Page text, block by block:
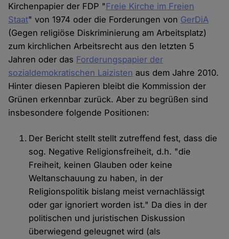
Kirchenpapier der FDP "Freie Kirche im Freien
Staat" von 1974 oder die Forderungen von GerDiA
(Gegen religiöse Diskriminierung am Arbeitsplatz)
zum kirchlichen Arbeitsrecht aus den letzten 5
Jahren oder das Forderungspapier der
sozialdemokratischen Laizisten aus dem Jahre 2010.
Hinter diesen Papieren bleibt die Kommission der
Grünen erkennbar zurück. Aber zu begrüßen sind
insbesondere folgende Positionen:
Der Bericht stellt stellt zutreffend fest, dass die
sog. Negative Religionsfreiheit, d.h. "die
Freiheit, keinen Glauben oder keine
Weltanschauung zu haben, in der
Religionspolitik bislang meist vernachlässigt
oder gar ignoriert worden ist." Da dies in der
politischen und juristischen Diskussion
überwiegend geleugnet wird (als